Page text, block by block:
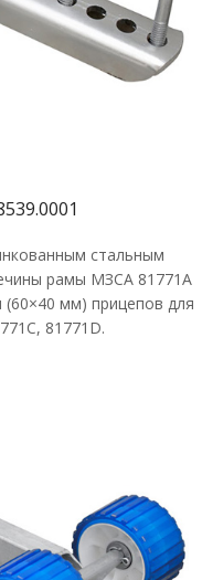
стальным
рамы МЗСА 81771A
мм) прицепов для
81771D.